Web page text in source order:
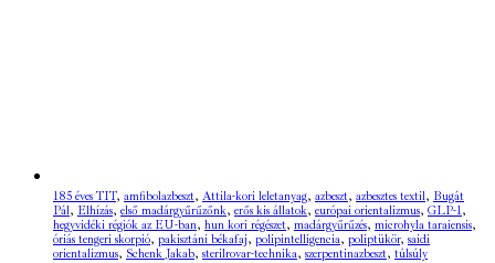
185 éves TIT, amfibolazbeszt, Attila-kori leletanyag, azbeszt, azbesztes textil, Bugát
Pál, Elhízás, első madárgyűrűzőnk, erős kis állatok, európai orientalizmus, GLP-1,
hegyvidéki régiók az EU-ban, hun kori régészet, madárgyűrűzés, microhyla taraiensis,
óriás tengeri skorpió, pakisztáni békafaj, polipintelligencia, poliptükör, saidi
orientalizmus, Schenk Jakab, sterilrovar-technika, szerpentinazbeszt, túlsúly